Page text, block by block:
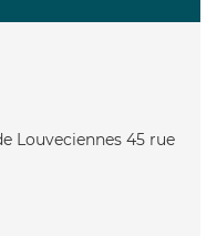
Louveciennes 45 rue